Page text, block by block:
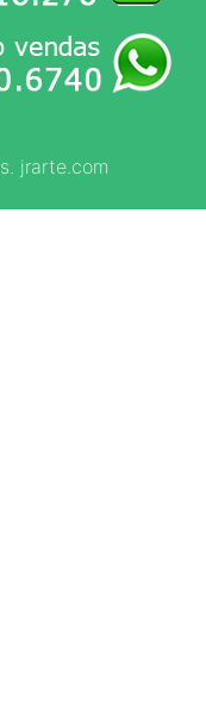
jrarte.com